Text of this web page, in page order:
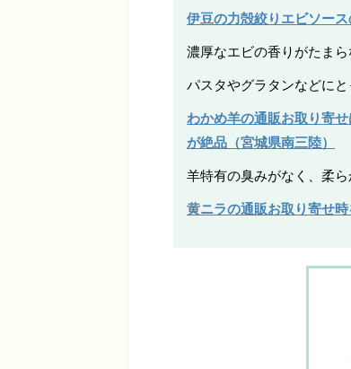
伊豆の力殻絞りエビソー
濃厚なエビの香りがたまら
パスタやグラタンなどにと
わかめ羊の通販お取り寄
が絶品（宮城県南三陸）
羊特有の臭みがなく、柔
黄ニラの通販お取り寄せ